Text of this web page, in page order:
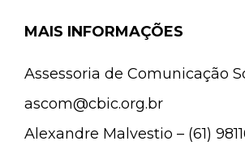
MAIS INFORMAÇÕES
Assessoria de Comunicação
ascom@cbic.org.br
Alexandre Malvestio – (61)